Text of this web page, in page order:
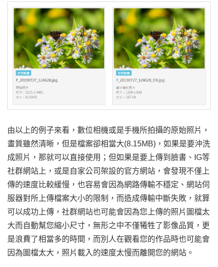
由以上的例子來看，數位相機或是手機所拍攝的原始照片，
畫質雖然清晰，但是檔案卻相當大(8.15MB)，如果是要沖洗
成照片，那就可以直接使用；但如果是要上傳到臉書、IG等
社群網站上，或是自家公司架設的官方網站，會發現不僅上
傳的速度比較緩慢，也容易會因為網路傳輸不穩定、網站伺
服器對所上傳檔案大小的限制，而造成傳輸中斷失敗，就算
可以成功上傳，社群網站也可能會因為您上傳的照片圖檔太
大而自動幫您縮小尺寸，無形之中不僅犧牲了影像品質，更
是浪費了相當多的時間，而別人在觀看您的作品時也可能會
因為圖檔太大，照片載入的速度太慢而離開您的網站。